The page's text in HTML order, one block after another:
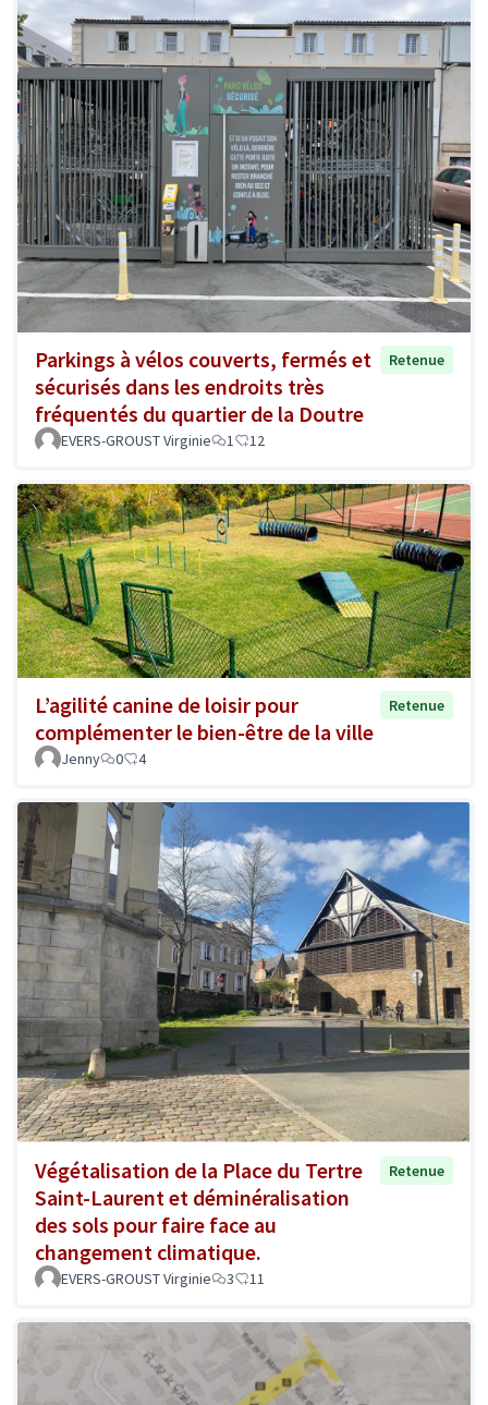
Parkings à vélos couverts, fermés et
sécurisés dans les endroits très
fréquentés du quartier de la Doutre
Retenue
EVERS-GROUST Virginie 1 12
L’agilité canine de loisir pour
complémenter le bien-être de la ville
Retenue
Jenny 0 4
Végétalisation de la Place du Tertre
Saint-Laurent et déminéralisation
des sols pour faire face au
changement climatique.
Retenue
EVERS-GROUST Virginie 3 11